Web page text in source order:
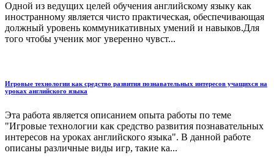
Одной из ведущих целей обучения английскому языку как
иностранному является чисто практическая, обеспечивающая
должный уровень коммуникативных умений и навыков.Для
того чтобы ученик мог уверенно чувст...
Игровые технологии как средство развития познавательных интересов учащихся на
уроках английского языка
Эта работа является описанием опыта работы по теме
"Игровые технологии как средство развития познавательных
интересов на уроках английского языка". В данной работе
описаны различные виды игр, такие ка...